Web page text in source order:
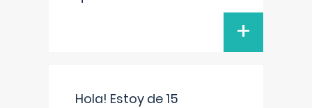
+
Hola! Estoy de 15